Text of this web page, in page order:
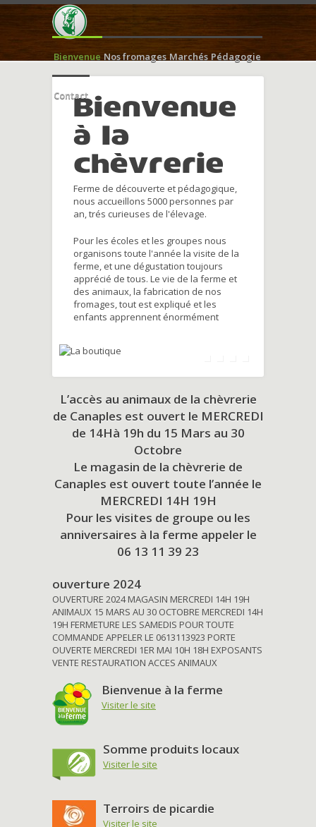
Bienvenue Nos fromages Marchés Pédagogie
ContactBienvenue
à la
chèvrerie
Ferme de découverte et pédagogique,
nous accueillons 5000 personnes par
an, trés curieuses de l'élevage.
Pour les écoles et les groupes nous
organisons toute l'année la visite de la
ferme, et une dégustation toujours
apprécié de tous. Le vie de la ferme et
des animaux, la fabrication de nos
fromages, tout est expliqué et les
enfants apprennent énormément
L’accès au animaux de la chèvrerie
de Canaples est ouvert le MERCREDI
de 14Hà 19h du 15 Mars au 30
Octobre
Le magasin de la chèvrerie de
Canaples est ouvert toute l’année le
MERCREDI 14H 19H
Pour les visites de groupe ou les
anniversaires à la ferme appeler le
06 13 11 39 23
ouverture 2024
OUVERTURE 2024 MAGASIN MERCREDI 14H 19H
ANIMAUX 15 MARS AU 30 OCTOBRE MERCREDI 14H
19H FERMETURE LES SAMEDIS POUR TOUTE
COMMANDE APPELER LE 0613113923 PORTE
OUVERTE MERCREDI 1ER MAI 10H 18H EXPOSANTS
VENTE RESTAURATION ACCES ANIMAUX
Bienvenue à la ferme
Visiter le site
Somme produits locaux
Visiter le site
Terroirs de picardie
Visiter le site